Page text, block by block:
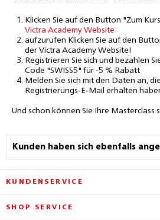
Klicken Sie auf den Button "Zum
Victra Academy Website
aufzurufen Klicken Sie auf den
der Victra Academy Website!
Registrieren Sie sich und bezahlen
Code "SWISS5" für -5 % Rabatt
Melden Sie sich mit den Daten an,
Registrierungs-E-Mail erhalten
Und schon können Sie Ihre Masterclass
Kunden haben sich ebenfalls
KUNDENSERVICE
SHOP SERVICE